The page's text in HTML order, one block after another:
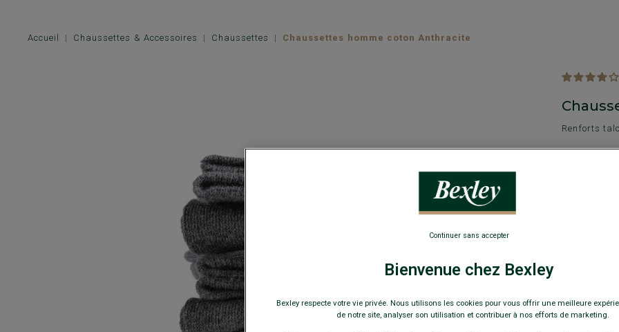
Accueil Chaussettes & Accessoires Chaussettes Chaussettes homme coton Anthracite
Renforts
Bienvenue chez Bexley
Bexley respecte votre vie privée. Nous utilisons les cookies pour vous offrir une meilleure
de notre site, analyser son utilisation et contribuer à nos efforts de marketing.
Continuer sans accepter